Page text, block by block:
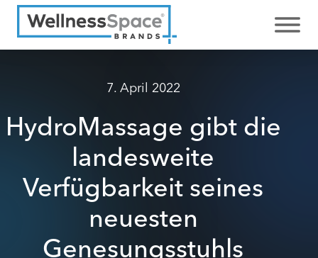
7. April 2022
HydroMassage gibt die
landesweite
Verfügbarkeit seines
neuesten
Genesungsstuhls